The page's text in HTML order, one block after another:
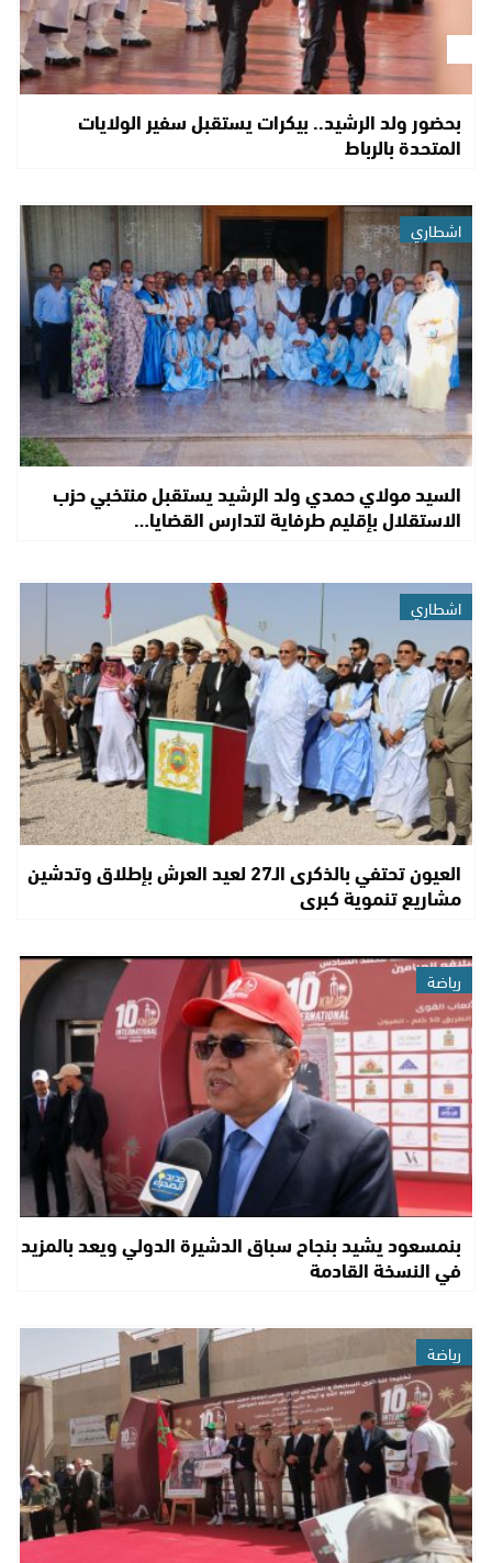
بحضور ولد الرشيد.. بيكرات يستقبل سفير الولايات
المتحدة بالرباط
اشطاري
السيد مولاي حمدي ولد الرشيد يستقبل منتخبي حزب
الاستقلال بإقليم طرفاية لتدارس القضايا…
اشطاري
العيون تحتفي بالذكرى الـ27 لعيد العرش بإطلاق وتدشين
مشاريع تنموية كبرى
رياضة
بنمسعود يشيد بنجاح سباق الدشيرة الدولي ويعد بالمزيد
في النسخة القادمة
رياضة